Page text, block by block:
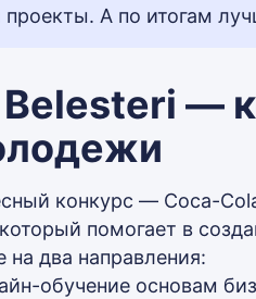
проекты. А по итогам
—
конкурс — Coca-
помогает в
два направления:
обучение основам